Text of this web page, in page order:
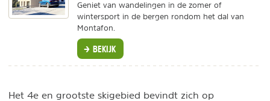
Geniet van wandelingen in de zomer of
wintersport in de bergen rondom het dal van
Montafon.
BEKIJK
Het 4e en grootste skigebied bevindt zich op